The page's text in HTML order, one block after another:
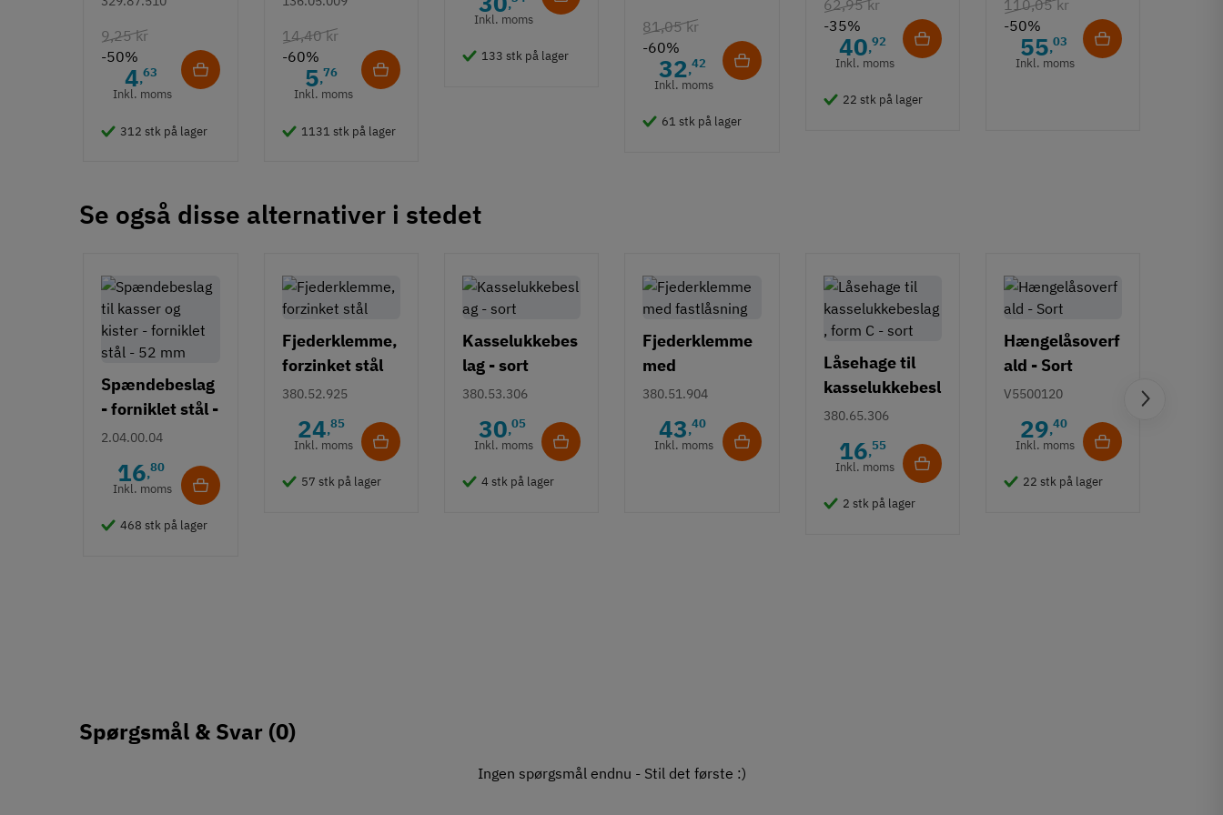
9,25 kr
-50%
4,63
Inkl. moms
312 stk på lager
14,40 kr
-60%
5,76
Inkl. moms
1131 stk på lager
,
Inkl. moms
133 stk på lager
- 490 mm
81,05 kr
-60%
32,42
Inkl. moms
61 stk på lager
62,95 kr
-35%
40,92
Inkl. moms
22 stk på lager
110,05 kr
-50%
55,03
Inkl. moms
Se også disse alternativer i stedet
Spændebeslag
- forniklet stål -
52 mm
2.04.00.04
16,80
Inkl. moms
468 stk på lager
Fjederklemme,
forzinket stål
380.52.925
24,85
Inkl. moms
57 stk på lager
Kasselukkebes
lag - sort
380.53.306
30,05
Inkl. moms
4 stk på lager
Fjederklemme
med
fastlåsning
380.51.904
43,40
Inkl. moms
Låsehage til
kasselukkebesl
ag, form C -
380.65.306
16,55
Inkl. moms
2 stk på lager
Hængelåsoverf
ald - Sort
V5500120
29,40
Inkl. moms
22 stk på lager
Spørgsmål & Svar (0)
Ingen spørgsmål endnu - Stil det første :)